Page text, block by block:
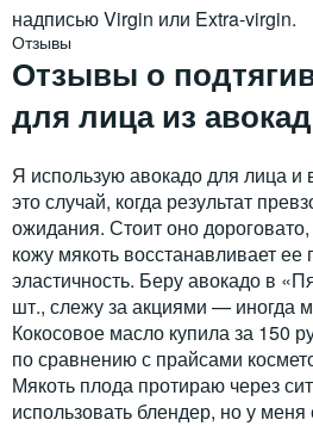
надписью Virgin или Extra-virgin.
Отзывы
Отзывы о
для лица из
Я использую авокадо для лица и
это случай, когда результат
ожидания. Стоит оно
кожу мякоть восстанавливает ее
эластичность. Беру авокадо в
шт., слежу за акциями — иногда
Кокосовое масло купила за 150
по сравнению с прайсами
Мякоть плода протираю через
использовать блендер, но у меня